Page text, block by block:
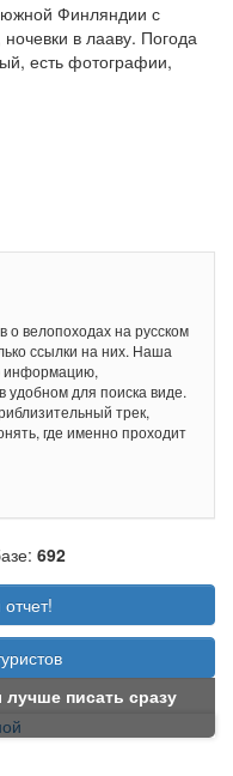
Финляндии с
в лааву. Погода
есть фотографии,
о велопоходах на русском
ссылки на них. Наша
информацию,
удобном для поиска виде.
трек,
где именно проходит
692
писать сразу